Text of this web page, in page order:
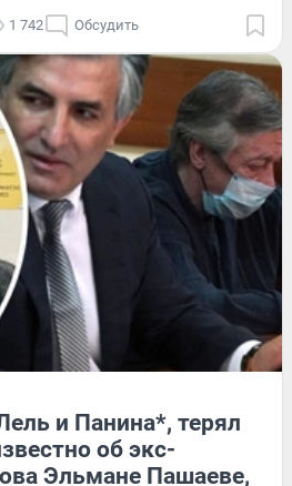
1 742 Обсудить
и Панина*, терял
об экс-
Эльмане Пашаеве,